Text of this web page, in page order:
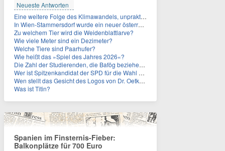
Neueste Antworten
Eine weitere Folge des Klimawandels, unpraktisch für Urlauber: Wo fehlt mittlerweile sogar das Trinkwasser?
In Wien-Stammersdorf wurde ein neuer österreichischer Temperaturrekord gemessen. Wie hoch war die Temperatur?
Zu welchem Tier wird die Weidenblattlarve?
Wie viele Meter sind ein Dezimeter?
Welche Tiere sind Paarhufer?
Wie heißt das »Spiel des Jahres 2026«?
Die Zahl der Studierenden, die Bafög beziehen, sinkt. Woran liegt das?
Wer ist Spitzenkandidat der SPD für die Wahl zum Berliner Abgeordnetenhaus im September 2026?
Wen stellt das Gesicht des Logos von Dr. Oetker dar?
Was ist Titin?
Spanien im Finsternis-Fieber:
Balkonplätze für 700 Euro